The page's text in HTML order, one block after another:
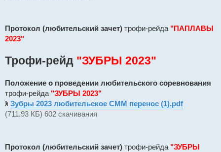
Протокол (любительский зачет) трофи-рейда "ПАПЛАВЫ
2023"
Трофи-рейд "ЗУБРЫ 2023"
Положение о проведении любительского соревнования
трофи-рейда "ЗУБРЫ 2023"
Зубры 2023 любительское СММ перенос (1).pdf
(711.93 КБ) 602 скачивания
Протокол (любительский зачет) трофи-рейда "ЗУБРЫ